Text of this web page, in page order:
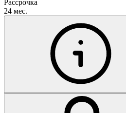
Рассрочка
24 мес.